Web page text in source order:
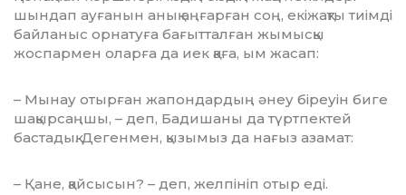
шындап ауғанын анық аңғарған соң, екіжақты тиімді
байланыс орнатуға бағытталған жымысқы
жоспармен оларға да иек қаға, ым жасап:
– Мынау отырған жапондардың әнеу біреуін биге
шақырсаңшы, – деп, Бадишаны да түртпектей
баста­дық. Дегенмен, қызымыз да нағыз азамат:
– Қане, қайсысын? – деп, желпі­ніп отыр еді.